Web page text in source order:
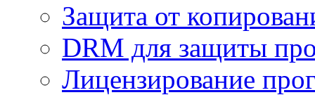
Защита от
DRM для защиты
Лицензирование